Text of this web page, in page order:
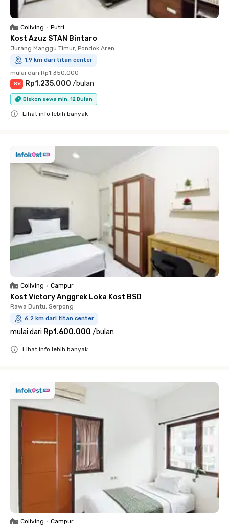
Coliving • Putri
Kost Azuz STAN Bintaro
Jurang Manggu Timur, Pondok Aren
1.9 km dari titan center
mulai dari Rp1.350.000
-8% Rp1.235.000 /bulan
Diskon sewa min. 12 Bulan
Lihat info lebih banyak
Coliving • Campur
Kost Victory Anggrek Loka Kost BSD
Rawa Buntu, Serpong
6.2 km dari titan center
mulai dari Rp1.600.000 /bulan
Lihat info lebih banyak
Coliving • Campur